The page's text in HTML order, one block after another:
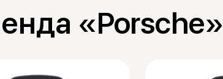
«Porsche»